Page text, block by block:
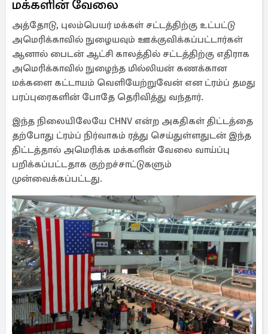
மக்களின் வேலை
அத்தோடு, புலம்பெயர் மக்கள் சட்டத்திற்கு உட்பட்டு
அமெரிக்காவில் நுழையவும் ஊக்குவிக்கப்பட்டார்கள்
ஆனால் பைடன் ஆட்சி காலத்தில் சட்டத்திற்கு எதிராக
அமெரிக்காவில் நுழைந்த மில்லியன் கணக்கான
மக்களை கட்டாயம் வெளியேற்றுவேன் என ட்ரம்ப் தமது
பரப்புரைகளின் போதே தெரிவித்து வந்தார்.
இந்த நிலையிலேயே CHNV என்ற அகதிகள் திட்டத்தை
தற்போது ட்ரம்ப் நிர்வாகம் ரத்து செய்துள்ளதுடன் இந்த
திட்டத்தால் அமெரிக்க மக்களின் வேலை வாய்ப்பு
பறிக்கப்பட்டதாக குற்றச்சாட்டுகளும்
முன்வைக்கப்பட்டது.